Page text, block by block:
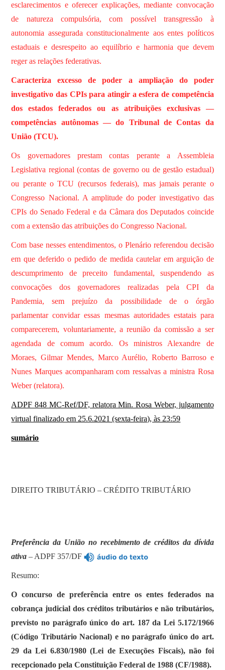
esclarecimentos e oferecer explicações, mediante convocação
de natureza compulsória, com possível transgressão à
autonomia assegurada constitucionalmente aos entes políticos
estaduais e desrespeito ao equilíbrio e harmonia que devem
reger as relações federativas.
Caracteriza excesso de poder a ampliação do poder
investigativo das CPIs para atingir a esfera de competência
dos estados federados ou as atribuições exclusivas —
competências autônomas — do Tribunal de Contas da
União (TCU).
Os governadores prestam contas perante a Assembleia
Legislativa regional (contas de governo ou de gestão estadual)
ou perante o TCU (recursos federais), mas jamais perante o
Congresso Nacional. A amplitude do poder investigativo das
CPIs do Senado Federal e da Câmara dos Deputados coincide
com a extensão das atribuições do Congresso Nacional.
Com base nesses entendimentos, o Plenário referendou decisão
em que deferido o pedido de medida cautelar em arguição de
descumprimento de preceito fundamental, suspendendo as
convocações dos governadores realizadas pela CPI da
Pandemia, sem prejuízo da possibilidade de o órgão
parlamentar convidar essas mesmas autoridades estatais para
comparecerem, voluntariamente, a reunião da comissão a ser
agendada de comum acordo. Os ministros Alexandre de
Moraes, Gilmar Mendes, Marco Aurélio, Roberto Barroso e
Nunes Marques acompanharam com ressalvas a ministra Rosa
Weber (relatora).
ADPF 848 MC-Ref/DF, relatora Min. Rosa Weber, julgamento
virtual finalizado em 25.6.2021 (sexta-feira), às 23:59
sumário
DIREITO TRIBUTÁRIO – CRÉDITO TRIBUTÁRIO
Preferência da União no recebimento de créditos da dívida
ativa– ADPF 357/DF
Resumo:
O concurso de preferência entre os entes federados na
cobrança judicial dos créditos tributários e não tributários,
previsto no parágrafo único do art. 187 da Lei 5.172/1966
(Código Tributário Nacional) e no parágrafo único do art.
29 da Lei 6.830/1980 (Lei de Execuções Fiscais), não foi
recepcionado pela Constituição Federal de 1988 (CF/1988).